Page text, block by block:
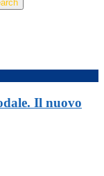
Il nuovo